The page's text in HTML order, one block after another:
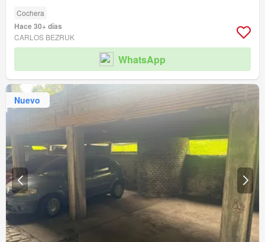
Cochera
Hace 30+ días
CARLOS BEZRUK
WhatsApp
Nuevo